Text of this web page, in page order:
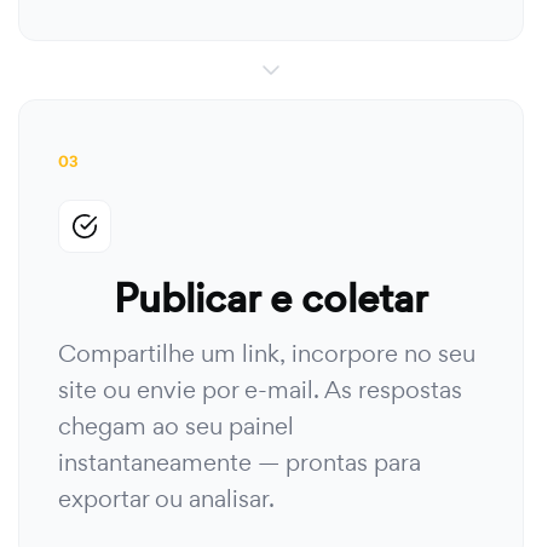
03
Publicar e coletar
Compartilhe um link, incorpore no seu
site ou envie por e-mail. As respostas
chegam ao seu painel
instantaneamente — prontas para
exportar ou analisar.